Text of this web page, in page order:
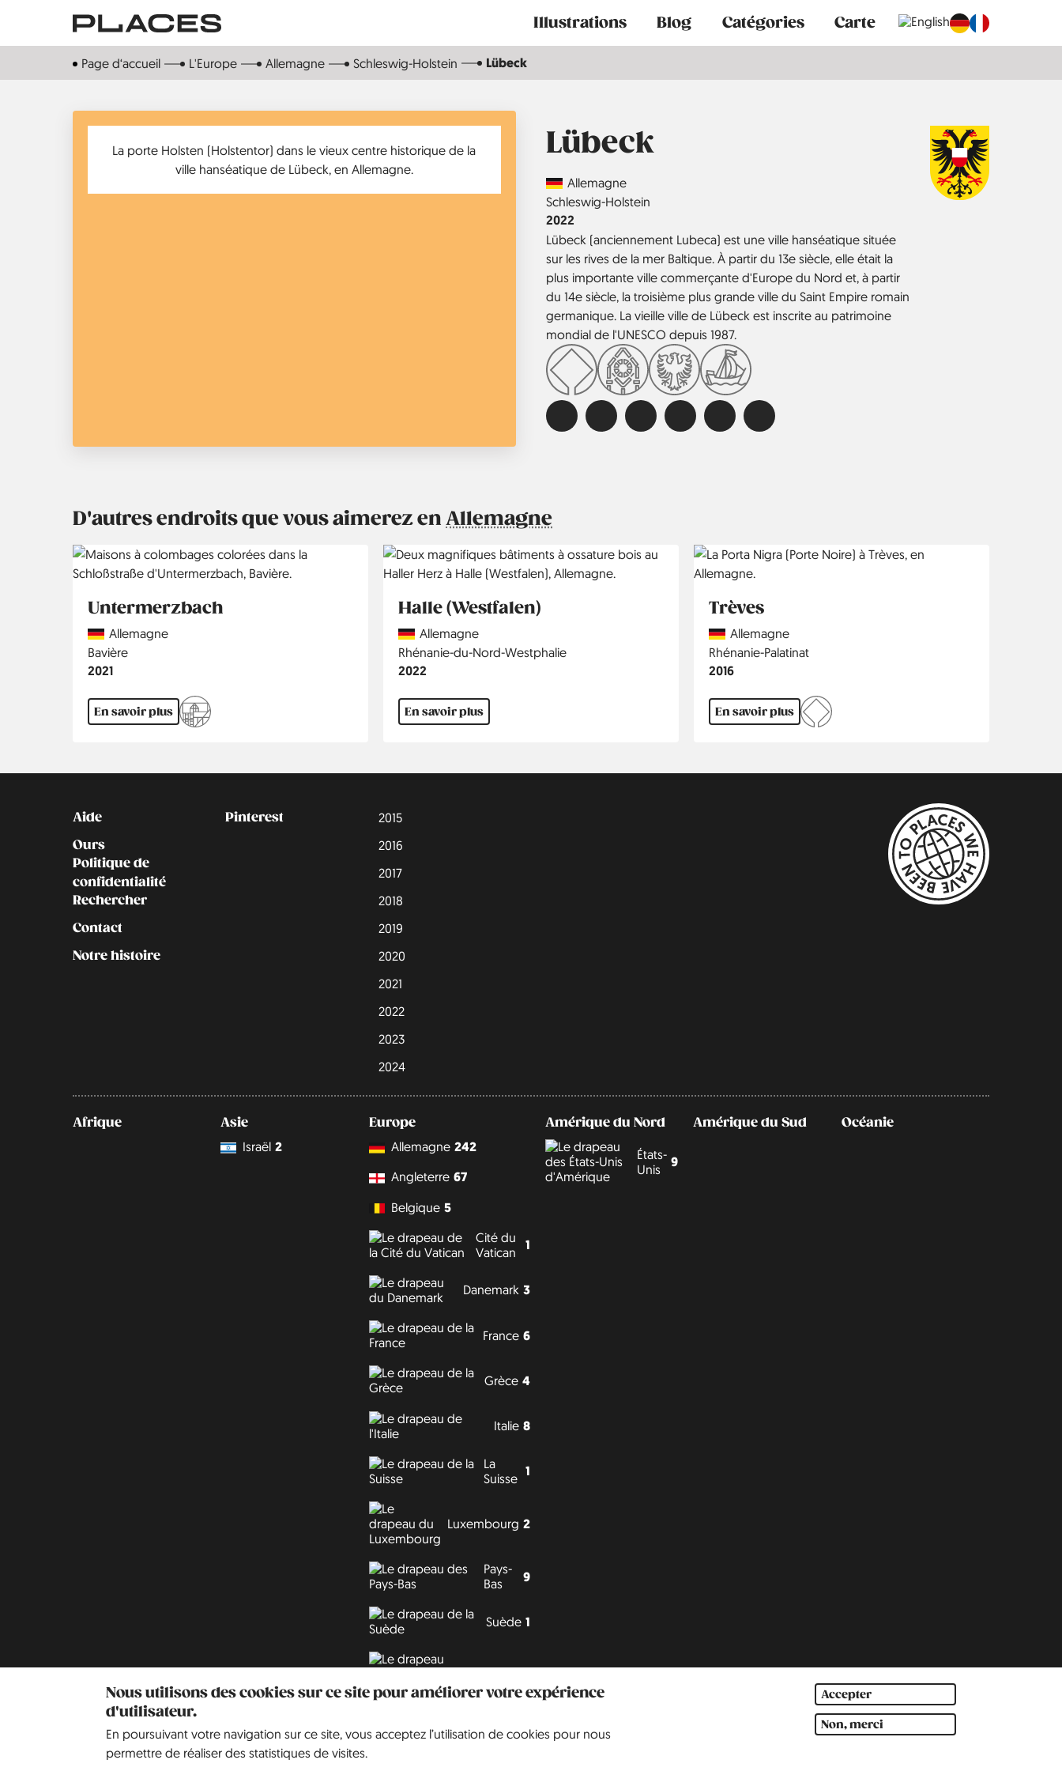
Nous utilisons des cookies sur ce site pour améliorer votre expérience
d'utilisateur.
En poursuivant votre navigation sur ce site, vous acceptez l’utilisation de cookies pour nous
permettre de réaliser des statistiques de visites.
Accepter
Non, merci
contenu
Main
navigation
Illustrations Blog Catégories Carte
Page d‘accueil L'Europe Allemagne Schleswig-Holstein Lübeck
Lübeck
CountryAllemagne
Région
Schleswig-Holstein
Année
2022
Lübeck (anciennement Lubeca) est une ville hanséatique située
sur les rives de la mer Baltique. À partir du 13e siècle, elle était la
plus importante ville commerçante d'Europe du Nord et, à partir
du 14e siècle, la troisième plus grande ville du Saint Empire romain
germanique. La vieille ville de Lübeck est inscrite au patrimoine
mondial de l'UNESCO depuis 1987.
D'autres endroits que vous aimerez en Allemagne
Untermerzbach
CountryAllemagne
Région
Bavière
Année
2021
En savoir plus
Halle (Westfalen)
CountryAllemagne
Région
Rhénanie-du-Nord-Westphalie
Année
2022
En savoir plus
Trèves
CountryAllemagne
Région
Rhénanie-Palatinat
Année
2016
En savoir plus
Kontakt
Aide
Ours
Politique de
confidentialité
Rechercher
Contact
Notre histoire
Social
Pinterest
2015
2016
2017
2018
2019
2020
2021
2022
2023
2024
Afrique
Asie
Israël 2
Europe
Allemagne 242
Angleterre 67
Belgique 5
Cité du
Vatican
1
Danemark 3
France 6
Grèce 4
Italie 8
La
Suisse 1
Luxembourg 2
Pays-
Bas
9
Suède 1
Amérique du Nord
États-
Unis
9
Amérique du Sud Océanie
Philipp J. Conrad Creative Commons: BY, NC, DA